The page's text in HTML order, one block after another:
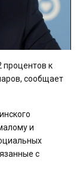
процентов к
сообщает
и
с